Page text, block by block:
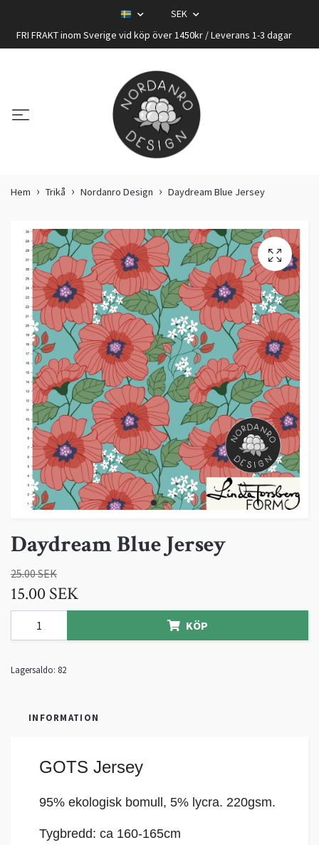
SEK
FRI FRAKT inom Sverige vid köp över 1450kr / Leverans 1-3 dagar
Hem Trikå Nordanro Design Daydream Blue Jersey
Daydream Blue Jersey
25.00 SEK
15.00 SEK
KÖP
Lagersaldo: 82
INFORMATION
GOTS Jersey
95% ekologisk bomull, 5% lycra. 220gsm.
Tygbredd: ca 160-165cm